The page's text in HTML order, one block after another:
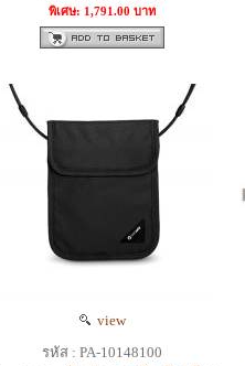
พิเศษ: 1,791.00 บาท
view
รหัส : PA-10148100